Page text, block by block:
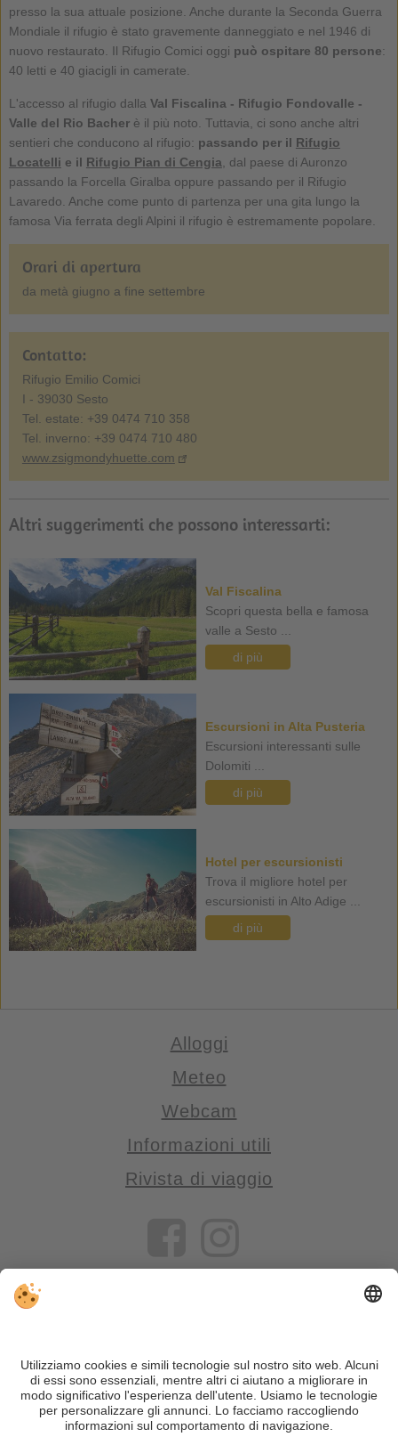
presso la sua attuale posizione. Anche durante la Seconda Guerra
Mondiale il rifugio è stato gravemente danneggiato e nel 1946 di
nuovo restaurato. Il Rifugio Comici oggi può ospitare 80 persone:
40 letti e 40 giacigli in camerate.
L'accesso al rifugio dalla Val Fiscalina - Rifugio Fondovalle -
Valle del Rio Bacherè il più noto. Tuttavia, ci sono anche altri
sentieri che conducono al rifugio: passando per il Rifugio
Locatelli e il Rifugio Pian di Cengia , dal paese di Auronzo
passando la Forcella Giralba oppure passando per il Rifugio
Lavaredo. Anche come punto di partenza per una gita lungo la
famosa Via ferrata degli Alpini il rifugio è estremamente popolare.
Orari di apertura
da metà giugno a fine settembre
Contatto:
Rifugio Emilio Comici
I - 39030 Sesto
Tel. estate: +39 0474 710 358
Tel. inverno: +39 0474 710 480
www.zsigmondyhuette.com
Altri suggerimenti che possono interessarti:
Val Fiscalina
Scopri questa bella e famosa
valle a Sesto ...
di più
Escursioni in Alta Pusteria
Escursioni interessanti sulle
Dolomiti ...
di più
Hotel per escursionisti
Trova il migliore hotel per
escursionisti in Alto Adige ...
di più
Alloggi
Meteo
Webcam
Informazioni utili
Rivista di viaggio
VIVOSüdtirol è il portale di viaggio per chi desidera vivere il
Trentino Alto Adige davvero – con consigli autentici, alloggi e
offerte su misura.